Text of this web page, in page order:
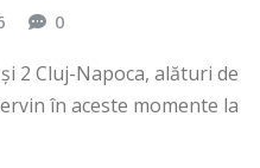
0
2 Cluj-Napoca, alături de
în aceste momente la